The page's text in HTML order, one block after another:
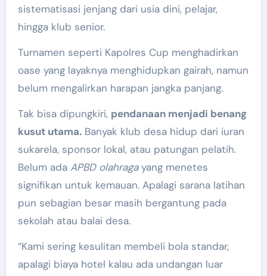
sistematisasi jenjang dari usia dini, pelajar,
hingga klub senior.
Turnamen seperti Kapolres Cup menghadirkan
oase yang layaknya menghidupkan gairah, namun
belum mengalirkan harapan jangka panjang.
Tak bisa dipungkiri, pendanaan menjadi benang
kusut utama.Banyak klub desa hidup dari iuran
sukarela, sponsor lokal, atau patungan pelatih.
Belum ada APBD olahragayang menetes
signifikan untuk kemauan. Apalagi sarana latihan
pun sebagian besar masih bergantung pada
sekolah atau balai desa.
“Kami sering kesulitan membeli bola standar,
apalagi biaya hotel kalau ada undangan luar